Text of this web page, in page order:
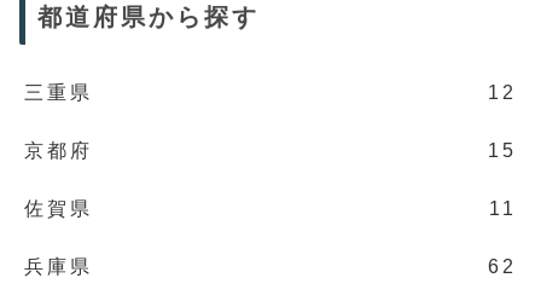
都道府県から探す
三重県 12
京都府 15
佐賀県 11
兵庫県 62